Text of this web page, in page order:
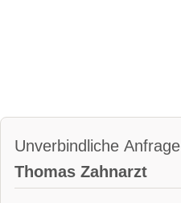
Unverbindliche
Thomas Zahnarzt